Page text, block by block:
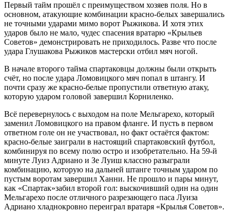
Первый тайм прошёл с преимуществом хозяев поля. Но в
основном, атакующие комбинации красно-белых завершались
не точными ударами мимо ворот Рыжикова. И хотя этих
ударов было не мало, чудес спасения вратарю «Крыльев
Советов» демонстрировать не приходилось. Разве что после
удара Глушакова Рыжиков мастерски отбил мяч ногой.
В начале второго тайма спартаковцы должны были открыть
счёт, но после удара Ломовицкого мяч попал в штангу. И
почти сразу же красно-белые пропустили ответную атаку,
которую ударом головой завершил Корниленко.
Всё перевернулось с выходом на поле Мельгарехо, который
заменил Ломовицкого на правом фланге. И пусть в первом
ответном голе он не участвовал, но факт остаётся фактом:
красно-белые заиграли в настоящий спартаковский футбол,
комбинируя по всему полю остро и изобретательно. На 59-й
минуте Луиз Адриано и Зе Луиш классно разыграли
комбинацию, которую на дальней штанге точным ударом по
пустым воротам завершил Ханни. Не прошло и пары минут,
как «Спартак»забил второй гол: выскочивший один на один
Мельгарехо после отличного разрезающего паса Луиза
Адриано хладнокровно переиграл вратаря «Крылья Советов».